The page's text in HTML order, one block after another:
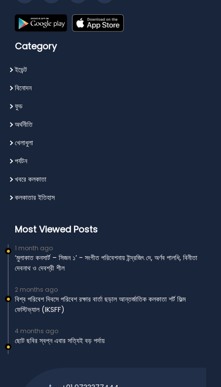
Category
ইভেন্ট
বিনোদন
ফুড
অর্থনীতি
খেলাধুলা
পর্যটন
খবরে কলকাতা
কলকাতার ইতিহাস
Most Viewed Posts
1 month ago
‘মুলাকাত কনসার্ট – সিজন ১’ - সংগীত পরিবেশনায় ইন্দ্রজিৎ দে, অর্ণব পালধি, বিনীতা
দেবনাথ ও দেবশ্রী শীল
2 months ago
বিশ্ব পরিবেশ দিবসে পরিবেশ রক্ষার বার্তা ছড়াল আন্তর্জাতিক কলকাতা শর্ট ফিল্ম
ফেস্টিভ্যাল (IKSFF)
4 months ago
ছোট ছবির স্বপ্ন এবার সত্যিই বড় পর্দায়